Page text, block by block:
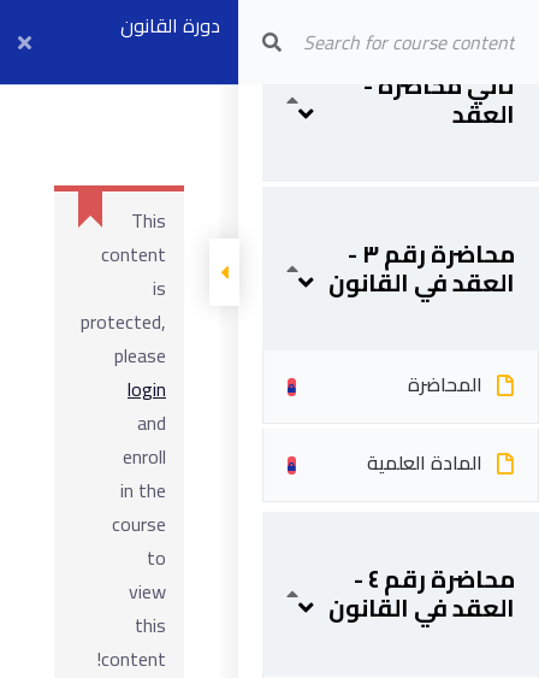
Arab Center for Arbitration
دورة القانون
والعقود – مستوى
ثاني محاضرة -
العقد
المحاضرة
محاضرة رقم ٣ -
العقد في القانون
المحاضرة
المادة العلمية
محاضرة رقم ٤ -
العقد في القانون
This
content
is
protected,
please
login
and
enroll
in the
course
to
view
this
content!